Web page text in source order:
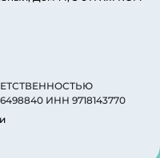
ИНН 9718143770